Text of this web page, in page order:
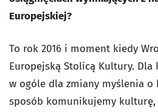
Europejskiej?
To rok 2016 i moment kiedy
Europejską Stolicą Kultury. Dla
w ogóle dla zmiany myślenia o
sposób komunikujemy